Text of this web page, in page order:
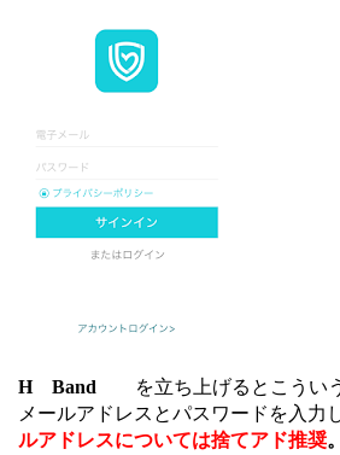
H Band を立ち上げるとこうい
メールアドレスとパスワードを入力
ルアドレスについては捨てアド推奨。